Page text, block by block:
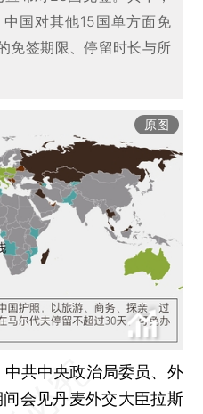
国对其他15国单方面免
免签期限、停留时长与所
原图
共中央政治局委员、外
会见丹麦外交大臣拉斯